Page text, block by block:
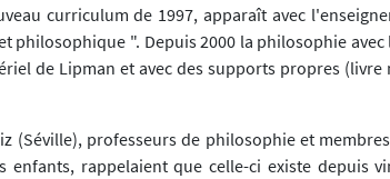
curriculum de 1997, apparaît avec
philosophique ". Depuis 2000 la philosophie avec
de Lipman et avec des supports propres (livre
(Séville), professeurs de philosophie et
rappelaient que celle-ci existe depuis